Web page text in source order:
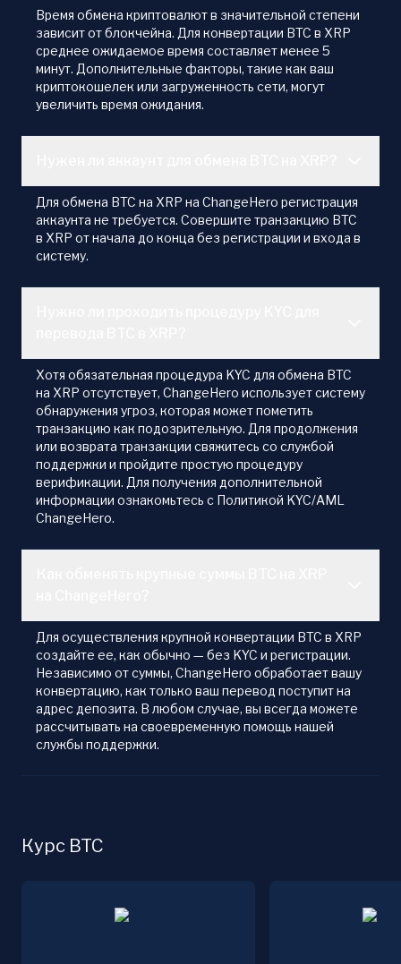
Время обмена криптовалют в значительной степени
зависит от блокчейна. Для конвертации BTC в XRP
среднее ожидаемое время составляет менее 5
минут. Дополнительные факторы, такие как ваш
криптокошелек или загруженность сети, могут
увеличить время ожидания.
Для обмена BTC на XRP на ChangeHero регистрация
аккаунта не требуется. Совершите транзакцию BTC
в XRP от начала до конца без регистрации и входа в
систему.
Хотя обязательная процедура KYC для обмена BTC
на XRP отсутствует, ChangeHero использует систему
обнаружения угроз, которая может пометить
транзакцию как подозрительную. Для продолжения
или возврата транзакции свяжитесь со службой
поддержки и пройдите простую процедуру
верификации. Для получения дополнительной
информации ознакомьтесь с Политикой KYC/AML
ChangeHero.
Для осуществления крупной конвертации BTC в XRP
создайте ее, как обычно — без KYC и регистрации.
Независимо от суммы, ChangeHero обработает вашу
конвертацию, как только ваш перевод поступит на
адрес депозита. В любом случае, вы всегда можете
рассчитывать на своевременную помощь нашей
службы поддержки.
Курс BTC